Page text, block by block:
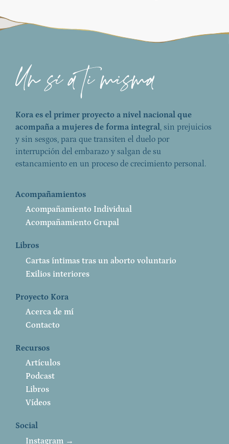
Kora es el primer proyecto a nivel nacional que
acompaña a mujeres de forma integral, sin prejuicios
y sin sesgos, para que transiten el duelo por
interrupción del embarazo y salgan de su
estancamiento en un proceso de crecimiento personal.
Acompañamientos
Acompañamiento Individual
Acompañamiento Grupal
Libros
Cartas íntimas tras un aborto voluntario
Exilios interiores
Proyecto Kora
Acerca de mí
Contacto
Recursos
Artículos
Podcast
Libros
Vídeos
Social
Instagram →